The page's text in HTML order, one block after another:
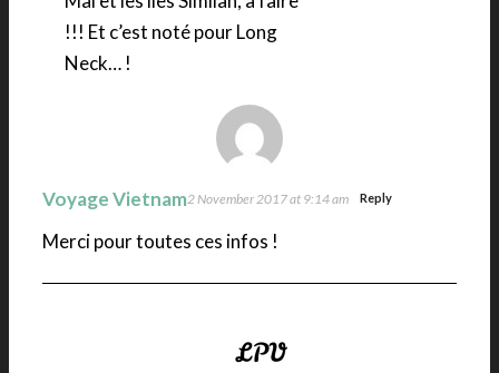
!!! Et c’est noté pour Long
Neck… !
Voyage Vietnam2 November 2017 at 9:14 am Reply
Merci pour toutes ces infos !